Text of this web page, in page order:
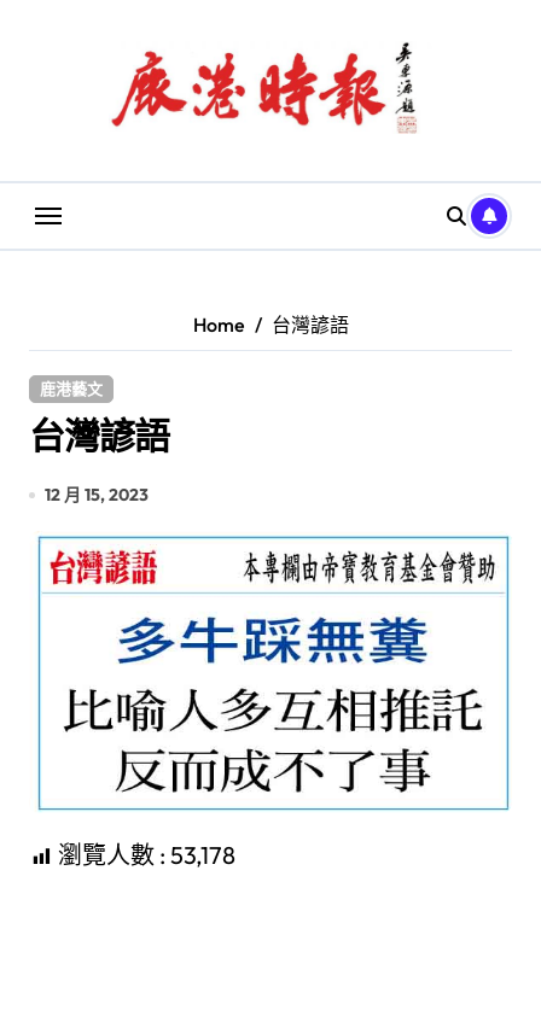
Home 台灣諺語
鹿港藝文
台灣諺語
12 月 15, 2023
瀏覽人數 : 53,178